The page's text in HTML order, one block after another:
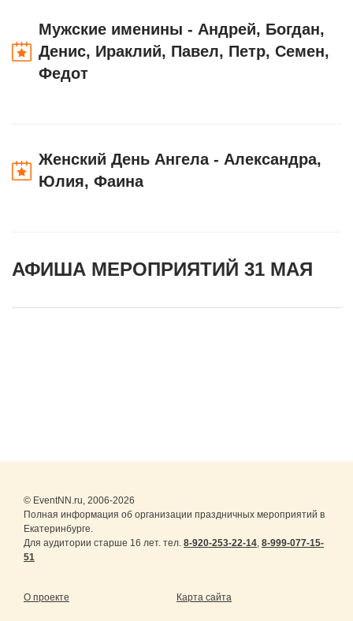
Мужские именины - Андрей, Богдан,
Денис, Ираклий, Павел, Петр, Семен,
Федот
Женский День Ангела - Александра,
Юлия, Фаина
АФИША МЕРОПРИЯТИЙ 31 МАЯ
© EventNN.ru, 2006-2026
Полная информация об организации праздничных мероприятий в
Екатеринбурге.
Для аудитории старше 16 лет. тел. 8-920-253-22-14, 8-999-077-15-
51
О проекте Карта сайта